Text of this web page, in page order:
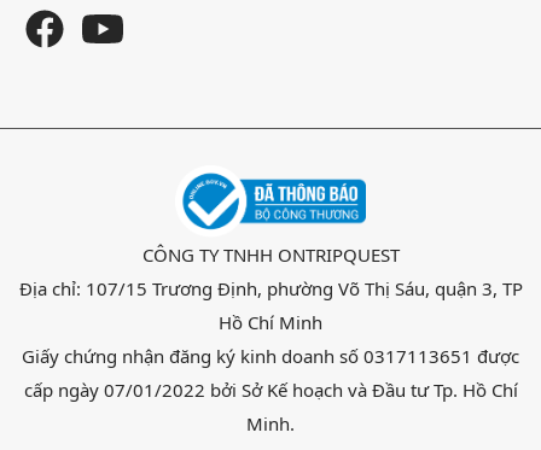
CÔNG TY TNHH ONTRIPQUEST
Địa chỉ: 107/15 Trương Định, phường Võ Thị Sáu, quận 3, TP
Hồ Chí Minh
Giấy chứng nhận đăng ký kinh doanh số 0317113651 được
cấp ngày 07/01/2022 bởi Sở Kế hoạch và Đầu tư Tp. Hồ Chí
Minh.